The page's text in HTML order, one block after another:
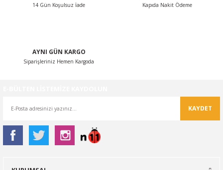
14 Gün Koşulsuz İade Kapıda Nakit Ödeme
AYNI GÜN KARGO
Siparişleriniz Hemen Kargoda
KAYDET